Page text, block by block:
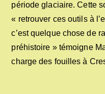
période glaciaire. Cette
« retrouver ces outils à
c’est quelque chose de
préhistoire » témoigne
charge des fouilles à